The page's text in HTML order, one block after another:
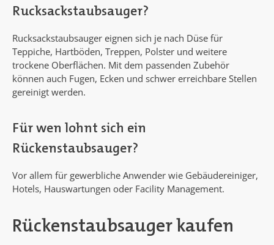
Rucksackstaubsauger?
Rucksackstaubsauger eignen sich je nach Düse für
Teppiche, Hartböden, Treppen, Polster und weitere
trockene Oberflächen. Mit dem passenden Zubehör
können auch Fugen, Ecken und schwer erreichbare Stellen
gereinigt werden.
Für wen lohnt sich ein
Rückenstaubsauger?
Vor allem für gewerbliche Anwender wie Gebäudereiniger,
Hotels, Hauswartungen oder Facility Management.
Rückenstaubsauger kaufen